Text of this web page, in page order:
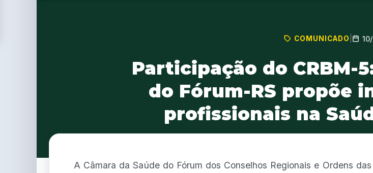
COMUNICADO
Participação do CRBM-
do Fórum-RS propõe
profissionais na
A Câmara da Saúde do Fórum dos Conselhos Regionais e Ordens